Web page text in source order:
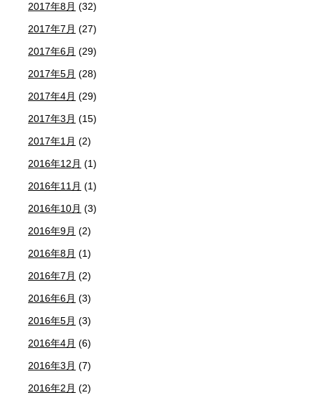
2017年8月 (32)
2017年7月 (27)
2017年6月 (29)
2017年5月 (28)
2017年4月 (29)
2017年3月 (15)
2017年1月 (2)
2016年12月 (1)
2016年11月 (1)
2016年10月 (3)
2016年9月 (2)
2016年8月 (1)
2016年7月 (2)
2016年6月 (3)
2016年5月 (3)
2016年4月 (6)
2016年3月 (7)
2016年2月 (2)